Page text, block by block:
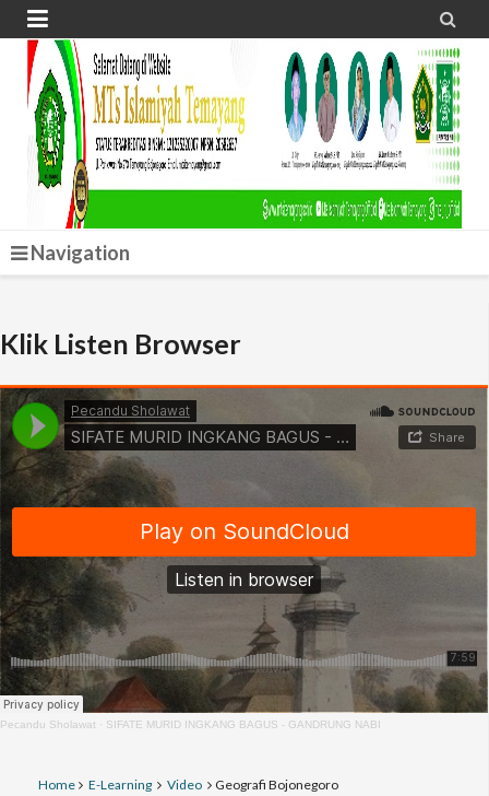
 
Navigation
Klik Listen Browser
Pecandu Sholawat · SIFATE MURID INGKANG BAGUS - GANDRUNG NABI
Home E-Learning Video Geografi Bojonegoro